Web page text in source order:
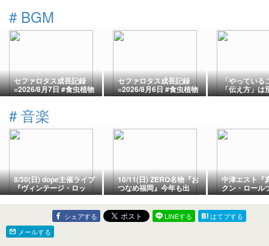
# BGM
セファロタス成長記録
=2026/8月7日 #食虫植物
#セファロタス #icos #著
セファロタス成長記録
=2026/8月6日 #食虫植物
#セファロタス #icos #著
「やっている
「伝え方」
高市首相の被
# 音楽
8/30(日) dope主催ライブ
『ヴィンテージ・ロッ
ク』親不孝Bassic.
10/11(日) ZERO名物『お
つなめ福岡』今年も出
演。
中津エスト『
クン・ロール
了
シェアする LINEする
はてブする
メールする